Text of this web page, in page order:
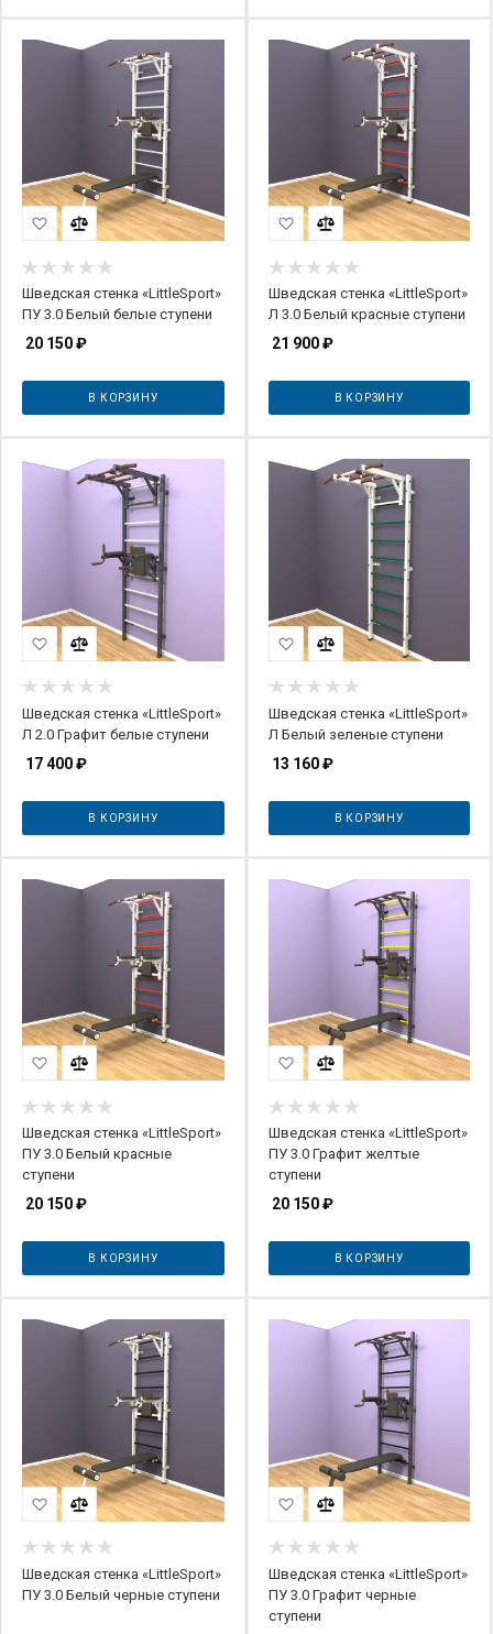
Шведская стенка «LittleSport»
ПУ 3.0 Белый белые ступени
20 150₽
В КОРЗИНУ
Шведская стенка «LittleSport»
Л 3.0 Белый красные ступени
21 900₽
В КОРЗИНУ
Шведская стенка «LittleSport»
Л 2.0 Графит белые ступени
17 400₽
В КОРЗИНУ
Шведская стенка «LittleSport»
Л Белый зеленые ступени
13 160₽
В КОРЗИНУ
Шведская стенка «LittleSport»
ПУ 3.0 Белый красные
ступени
20 150₽
В КОРЗИНУ
Шведская стенка «LittleSport»
ПУ 3.0 Графит желтые
ступени
20 150₽
В КОРЗИНУ
Шведская стенка «LittleSport»
ПУ 3.0 Белый черные ступени
Шведская стенка «LittleSport»
ПУ 3.0 Графит черные
ступени